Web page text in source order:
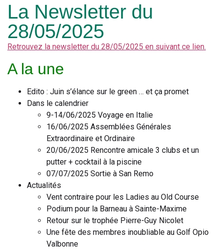
La Newsletter du
28/05/2025
Retrouvez la newsletter du 28/05/2025 en suivant ce lien.
A la une
Edito : Juin s’élance sur le green … et ça promet
Dans le calendrier
9-14/06/2025 Voyage en Italie
16/06/2025 Assemblées Générales
Extraordinaire et Ordinaire
20/06/2025 Rencontre amicale 3 clubs et un
putter + cocktail à la piscine
07/07/2025 Sortie à San Remo
Actualités
Vent contraire pour les Ladies au Old Course
Podium pour la Barneau à Sainte-Maxime
Retour sur le trophée Pierre-Guy Nicolet
Une fête des membres inoubliable au Golf Opio
Valbonne